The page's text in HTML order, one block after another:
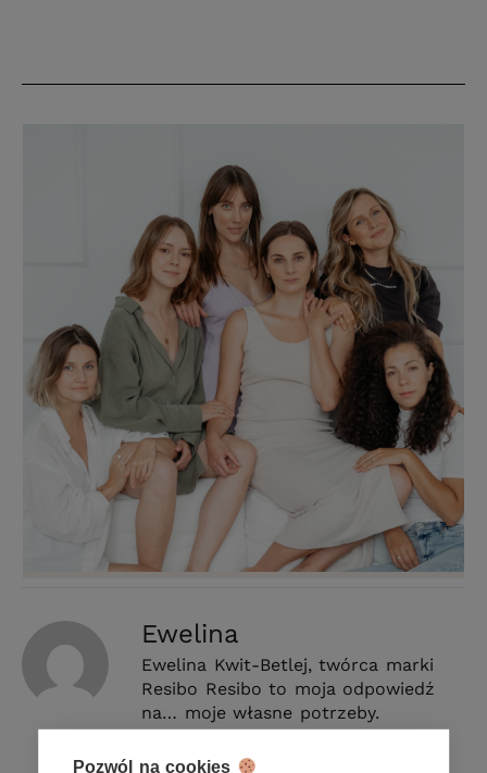
Ewelina
Ewelina Kwit-Betlej, twórca marki
Resibo Resibo to moja odpowiedź
na… moje własne potrzeby.
Postanowiłam stworzyć własną
markę kosmetyczną. Naturalną, od
Pozwól na cookies